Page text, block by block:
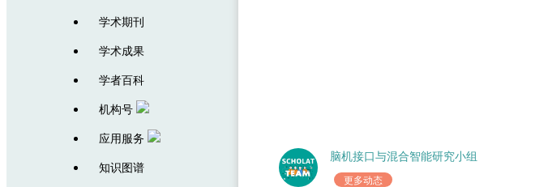
学术期刊
学术成果
学者百科
机构号
应用服务
知识图谱
脑机接口与混合智能研究小组
更多动态